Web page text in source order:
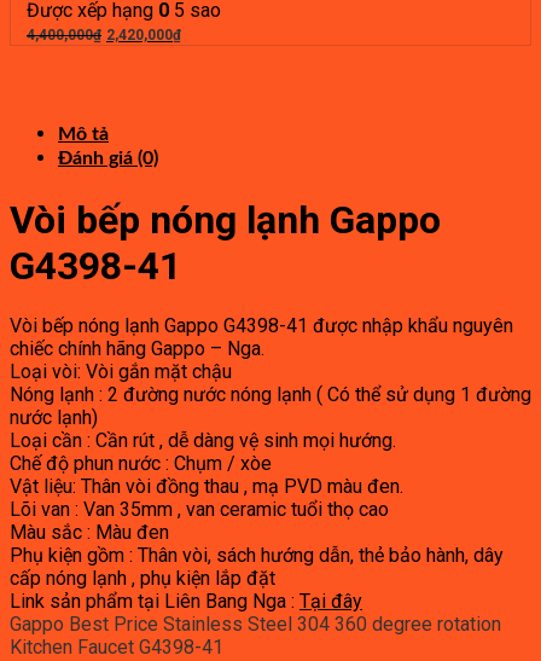
là:
600,000₫.
tại
là:
Được xếp hạng 0 5 sao
4,400,000₫ Giá
2,420,000₫Giá
Mô tả
Đánh giá (0)
Vòi bếp nóng lạnh Gappo
G4398-41
Vòi bếp nóng lạnh Gappo G4398-41 được nhập khẩu nguyên
chiếc chính hãng Gappo – Nga.
Loại vòi: Vòi gắn mặt chậu
Nóng lạnh : 2 đường nước nóng lạnh ( Có thể sử dụng 1 đường
nước lạnh)
Loại cần : Cần rút , dễ dàng vệ sinh mọi hướng.
Chế độ phun nước : Chụm / xòe
Vật liệu: Thân vòi đồng thau , mạ PVD màu đen.
Lõi van : Van 35mm , van ceramic tuổi thọ cao
Màu sắc : Màu đen
Phụ kiện gồm : Thân vòi, sách hướng dẫn, thẻ bảo hành, dây
cấp nóng lạnh , phụ kiện lắp đặt
Link sản phẩm tại Liên Bang Nga : Tại đây
Gappo Best Price Stainless Steel 304 360 degree rotation
Kitchen Faucet G4398-41